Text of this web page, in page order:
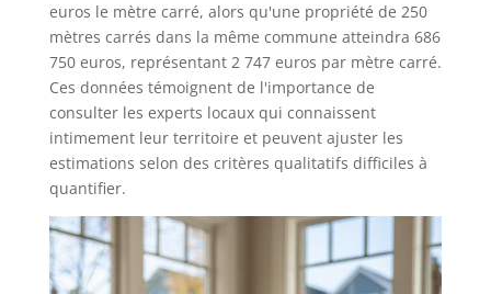
euros le mètre carré, alors qu'une propriété de 250
mètres carrés dans la même commune atteindra 686
750 euros, représentant 2 747 euros par mètre carré.
Ces données témoignent de l'importance de
consulter les experts locaux qui connaissent
intimement leur territoire et peuvent ajuster les
estimations selon des critères qualitatifs difficiles à
quantifier.